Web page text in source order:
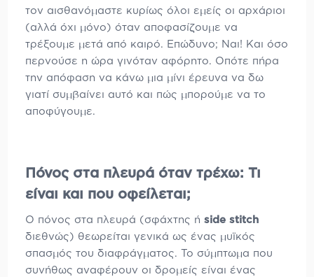
τον αισθανόμαστε κυρίως όλοι εμείς οι αρχάριοι
(αλλά όχι μόνο) όταν αποφασίζουμε να
τρέξουμε μετά από καιρό. Επώδυνο; Ναι! Και όσο
περνούσε η ώρα γινόταν αφόρητο. Οπότε πήρα
την απόφαση να κάνω μια μίνι έρευνα να δω
γιατί συμβαίνει αυτό και πώς μπορούμε να το
αποφύγουμε.
Πόνος στα πλευρά όταν τρέχω: Τι
είναι και που οφείλεται;
Ο πόνος στα πλευρά (σφάχτης ήside stitch
διεθνώς) θεωρείται γενικά ως ένας μυϊκός
σπασμός του διαφράγματος. Το σύμπτωμα που
συνήθως αναφέρουν οι δρομείς είναι ένας